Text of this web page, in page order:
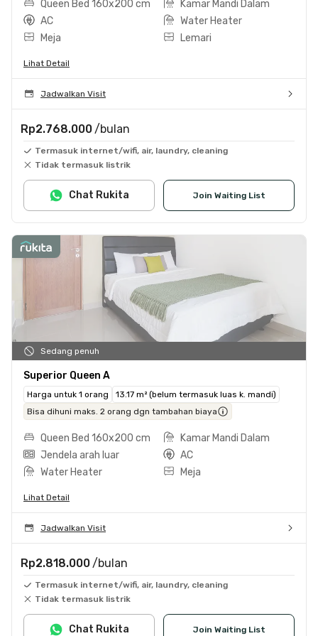
Queen Bed 160x200 cm
Kamar Mandi Dalam
AC
Water Heater
Meja
Lemari
Lihat Detail
Jadwalkan Visit
Rp2.768.000 /bulan
Termasuk internet/wifi, air, laundry, cleaning
Tidak termasuk listrik
Join Waiting List
Chat Rukita
Sedang penuh
Superior Queen A
Harga untuk 1 orang
13.17 m² (belum termasuk luas k. mandi)
Bisa dihuni maks. 2 orang dgn tambahan biaya
Queen Bed 160x200 cm
Kamar Mandi Dalam
Jendela arah luar
AC
Water Heater
Meja
Lihat Detail
Jadwalkan Visit
Rp2.818.000 /bulan
Termasuk internet/wifi, air, laundry, cleaning
Tidak termasuk listrik
Join Waiting List
Chat Rukita